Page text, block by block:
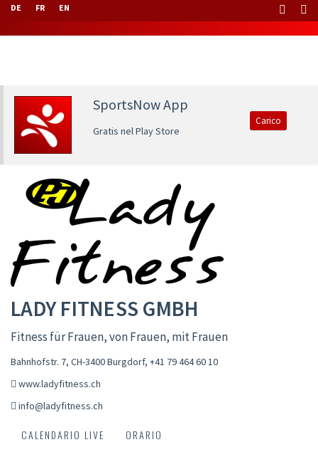
DE FR EN
SportsNow App
Gratis nel Play Store
Carico
LADY FITNESS GMBH
Fitness für Frauen, von Frauen, mit Frauen
Bahnhofstr. 7, CH-3400 Burgdorf, +41 79 464 60 10
www.ladyfitness.ch
info@ladyfitness.ch
CALENDARIO LIVE
ORARIO